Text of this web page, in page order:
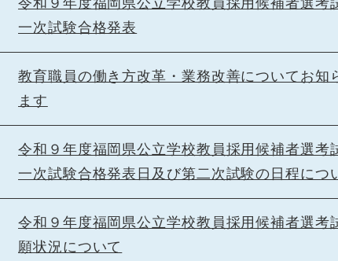
令和９年度福岡県公立学校教員採用候補者選考
一次試験合格発表
教育職員の働き方改革・業務改善についてお知
ます
令和９年度福岡県公立学校教員採用候補者選考
一次試験合格発表日及び第二次試験の日程につ
令和９年度福岡県公立学校教員採用候補者選考
願状況について